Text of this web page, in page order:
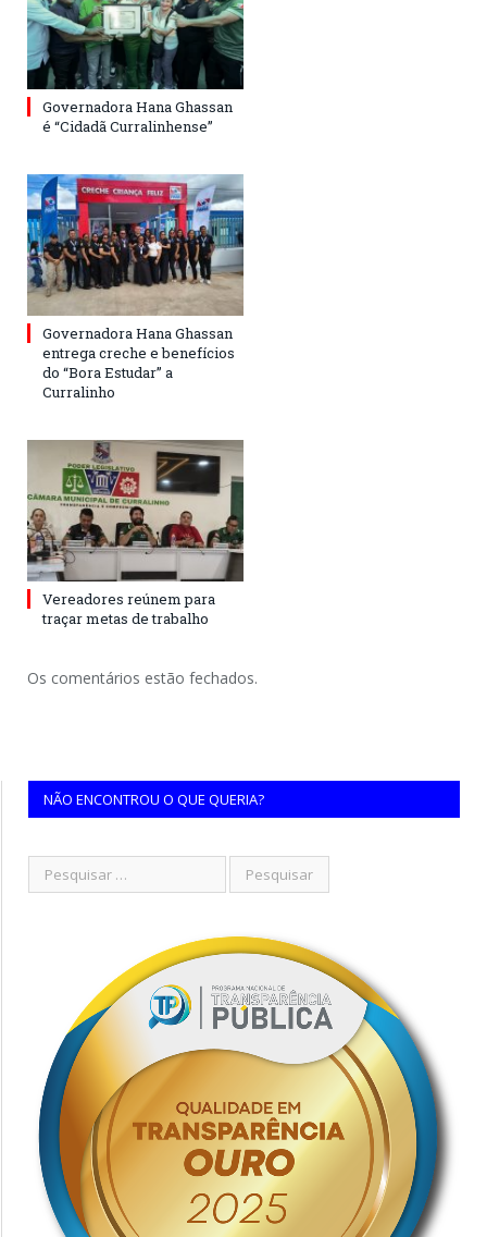
Governadora Hana Ghassan
é “Cidadã Curralinhense”
Governadora Hana Ghassan
entrega creche e benefícios
do “Bora Estudar” a
Curralinho
Vereadores reúnem para
traçar metas de trabalho
Os comentários estão fechados.
NÃO ENCONTROU O QUE QUERIA?